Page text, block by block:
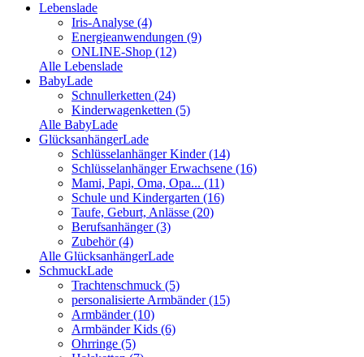
Lebenslade
Iris-Analyse (4)
Energieanwendungen (9)
ONLINE-Shop (12)
Alle Lebenslade
BabyLade
Schnullerketten (24)
Kinderwagenketten (5)
Alle BabyLade
GlücksanhängerLade
Schlüsselanhänger Kinder (14)
Schlüsselanhänger Erwachsene (16)
Mami, Papi, Oma, Opa... (11)
Schule und Kindergarten (16)
Taufe, Geburt, Anlässe (20)
Berufsanhänger (3)
Zubehör (4)
Alle GlücksanhängerLade
SchmuckLade
Trachtenschmuck (5)
personalisierte Armbänder (15)
Armbänder (10)
Armbänder Kids (6)
Ohrringe (5)